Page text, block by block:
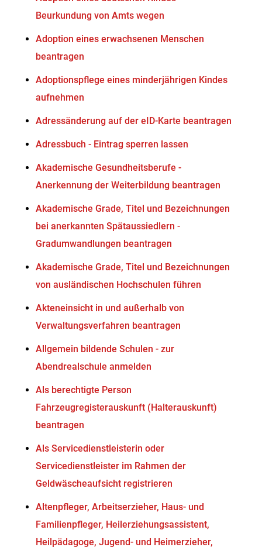
Beurkundung von Amts wegen
Adoption eines erwachsenen Menschen
beantragen
Adoptionspflege eines minderjährigen Kindes
aufnehmen
Adressänderung auf der eID-Karte beantragen
Adressbuch - Eintrag sperren lassen
Akademische Gesundheitsberufe -
Anerkennung der Weiterbildung beantragen
Akademische Grade, Titel und Bezeichnungen
bei anerkannten Spätaussiedlern -
Gradumwandlungen beantragen
Akademische Grade, Titel und Bezeichnungen
von ausländischen Hochschulen führen
Akteneinsicht in und außerhalb von
Verwaltungsverfahren beantragen
Allgemein bildende Schulen - zur
Abendrealschule anmelden
Als berechtigte Person
Fahrzeugregisterauskunft (Halterauskunft)
beantragen
Als Servicedienstleisterin oder
Servicedienstleister im Rahmen der
Geldwäscheaufsicht registrieren
Altenpfleger, Arbeitserzieher, Haus- und
Familienpfleger, Heilerziehungsassistent,
Heilpädagoge, Jugend- und Heimerzieher,